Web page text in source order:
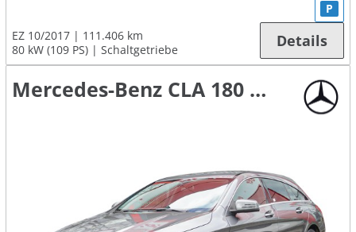
EZ 10/2017
111.406 km
80 kW (109 PS)
Schaltgetriebe
P
Details
Mercedes-Benz CLA 180 Shooting Brake